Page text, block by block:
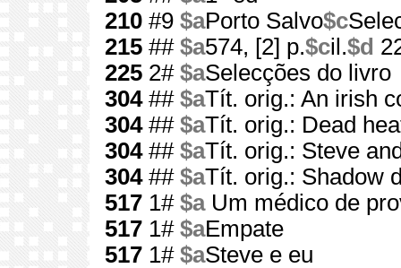
210 #9 $aPorto Salvo$c
215 ## $a574, [2] p.$cil.$d
225 2# $aSelecções do livro
304## $aTít. orig.: An irish
304## $aTít. orig.: Dead
304## $aTít. orig.: Steve
304## $aTít. orig.: Shadow
517 1# $aUm médico de
517 1# $aEmpate
517 1# $aSteve e eu